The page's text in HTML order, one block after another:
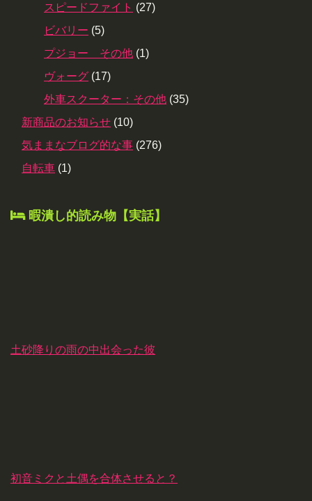
スピードファイト (27)
ビバリー (5)
プジョー その他 (1)
ヴォーグ (17)
外車スクーター：その他 (35)
新商品のお知らせ (10)
気ままなブログ的な事 (276)
自転車 (1)
暇潰し的読み物【実話】
土砂降りの雨の中出会った彼
初音ミクと土偶を合体させると？